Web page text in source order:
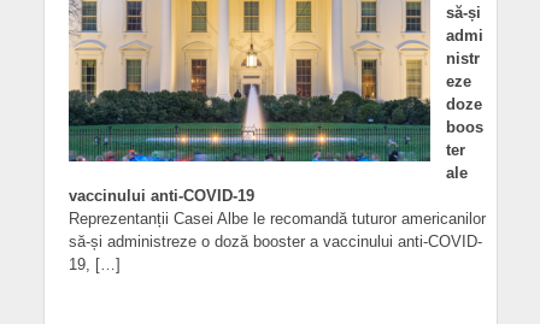
să-și
admi
nistr
eze
doze
boos
ter
ale
vaccinului anti-COVID-19
Reprezentanții Casei Albe le recomandă tuturor americanilor
să-și administreze o doză booster a vaccinului anti-COVID-
19, […]